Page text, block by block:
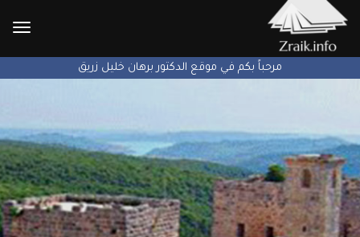
مرحباً بكم في موقع الدكتور برهان خليل زريق